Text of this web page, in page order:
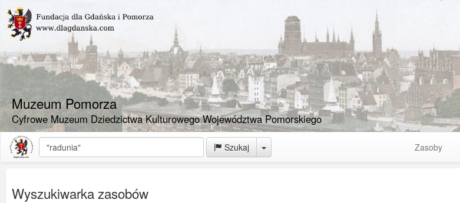
Muzeum Pomorza
Cyfrowe Muzeum Dziedzictwa Kulturowego Województwa Pomorskiego
Szukaj Toggle Dropdown Zasoby
Wyszukiwarka zasobów